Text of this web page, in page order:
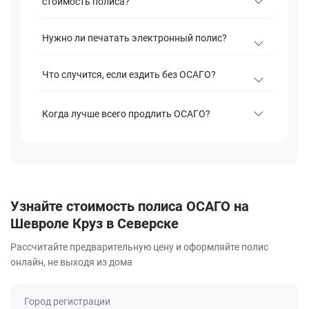
Нужно ли печатать электронный полис?
Что случится, если ездить без ОСАГО?
Когда лучше всего продлить ОСАГО?
Узнайте стоимость полиса ОСАГО на
Шевроле Круз в Северске
Рассчитайте предварительную цену и оформляйте полис
онлайн, не выходя из дома
Город регистрации